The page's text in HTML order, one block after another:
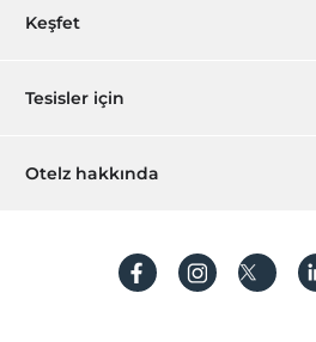
Temizlik Hizmetleri
Çamaşırhane
Havaalanı servisi (ücretli)
Isıtma
Rezervasyon yönet
Sıkça sorulan sorular
Keşfet
Hediye Kart
Hesap oluştur
Tesisler için
Hemen tesisinizi ekleyin
Otelz hakkında